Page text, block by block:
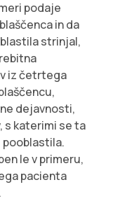
podaje
in da
strinjal,
iz četrtega
dejavnosti,
s katerimi se ta
pooblastila.
le v primeru,
pacienta